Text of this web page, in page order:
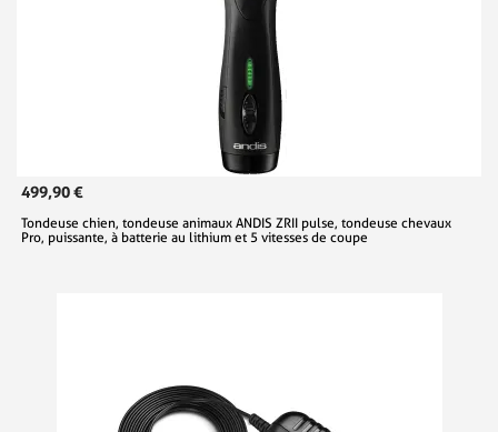
499,90 €
Tondeuse chien, tondeuse animaux ANDIS ZRII pulse, tondeuse chevaux
Pro, puissante, à batterie au lithium et 5 vitesses de coupe